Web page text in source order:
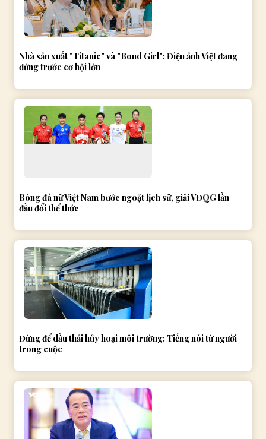
Nhà sản xuất "Titanic" và "Bond Girl": Điện ảnh Việt đang
đứng trước cơ hội lớn
Bóng đá nữ Việt Nam bước ngoặt lịch sử, giải VĐQG lần
đầu đổi thể thức
Đừng để dầu thải hủy hoại môi trường: Tiếng nói từ người
trong cuộc